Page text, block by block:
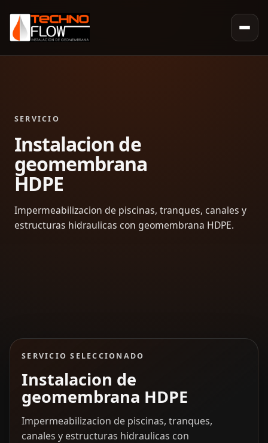
SERVICIO
Instalacion de
geomembrana
HDPE
Impermeabilizacion de piscinas, tranques, canales y
estructuras hidraulicas con geomembrana HDPE.
SERVICIO SELECCIONADO
Instalacion de
geomembrana HDPE
Impermeabilizacion de piscinas, tranques,
canales y estructuras hidraulicas con